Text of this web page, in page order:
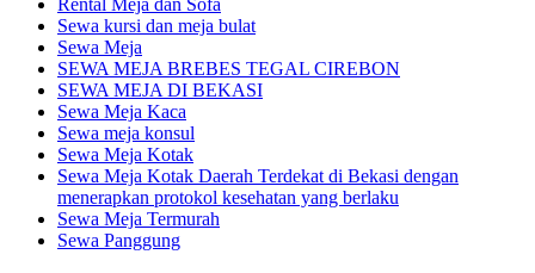
Rental Meja dan Sofa
Sewa kursi dan meja bulat
Sewa Meja
SEWA MEJA BREBES TEGAL CIREBON
SEWA MEJA DI BEKASI
Sewa Meja Kaca
Sewa meja konsul
Sewa Meja Kotak
Sewa Meja Kotak Daerah Terdekat di Bekasi dengan
menerapkan protokol kesehatan yang berlaku
Sewa Meja Termurah
Sewa Panggung